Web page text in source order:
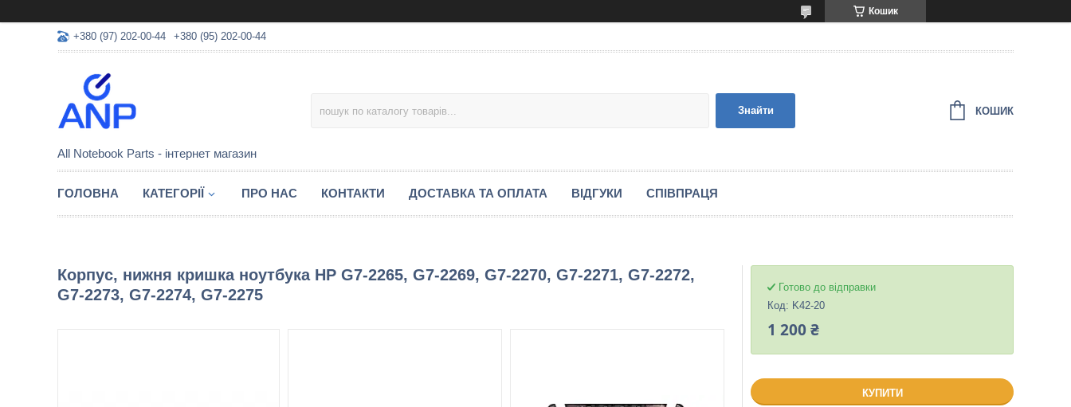
Кошик
+380 (97) 202-00-44 +380 (95) 202-00-44
All Notebook Parts - інтернет магазин
Знайти КОШИК
ГОЛОВНА КАТЕГОРІЇ ПРО НАС КОНТАКТИ ДОСТАВКА ТА ОПЛАТА ВІДГУКИ СПІВПРАЦЯ
Корпус, нижня кришка ноутбука HP G7-2265, G7-2269, G7-2270, G7-2271, G7-2272,
G7-2273, G7-2274, G7-2275
Готово до відправки
Код: K42-20
1 200 ₴
КУПИТИ